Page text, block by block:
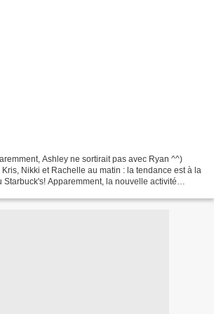
Ashley ne sortirait pas avec Ryan ^^)
Nikki et Rachelle au matin : la tendance est à la
Starbuck's! Apparemment, la nouvelle activité